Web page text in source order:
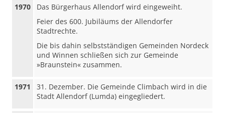
1970
Das Bürgerhaus Allendorf wird eingeweiht.
Feier des 600. Jubiläums der Allendorfer
Stadtrechte.
Die bis dahin selbstständigen Gemeinden Nordeck
und Winnen schließen sich zur Gemeinde
»Braunstein« zusammen.
1971
31. Dezember. Die Gemeinde Climbach wird in die
Stadt Allendorf (Lumda) eingegliedert.